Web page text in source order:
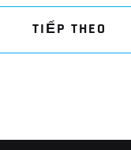
TIẾP THEO